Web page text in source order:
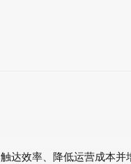
达效率、降低运营成本